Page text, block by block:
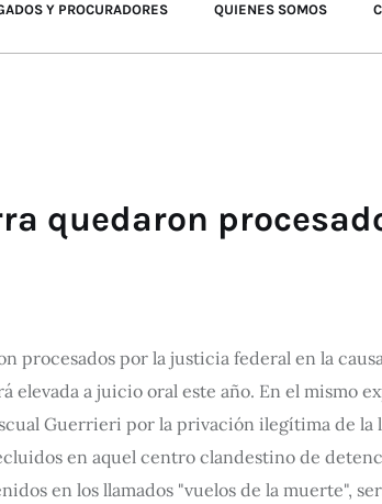
Y PROCURADORES QUIENES SOMOS
quedaron
procesados por la justicia federal en la
a juicio oral este año. En el mismo
Guerrieri por la privación ilegítima de
en aquel centro clandestino de
en los llamados "vuelos de la muerte",